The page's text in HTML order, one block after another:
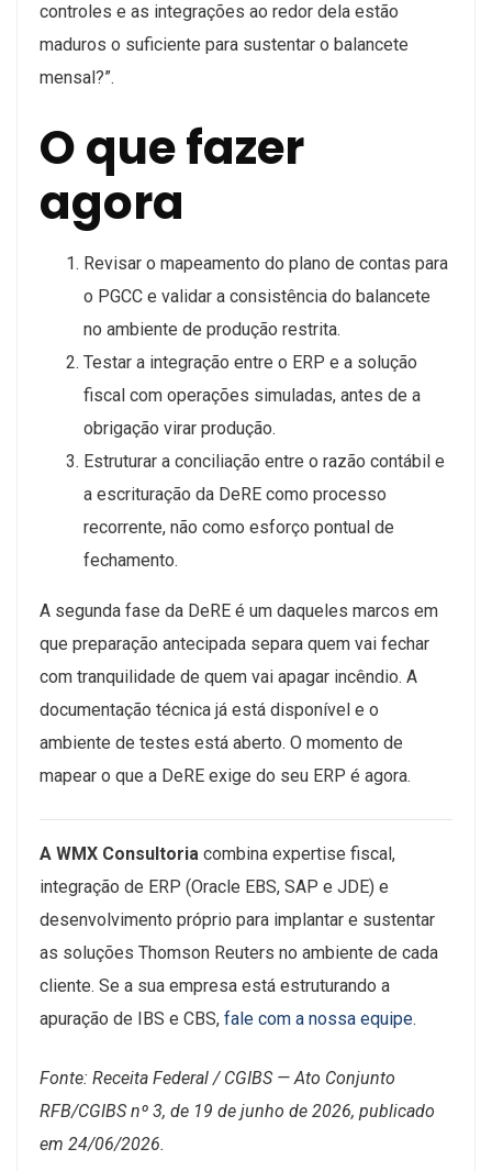
controles e as integrações ao redor dela estão
maduros o suficiente para sustentar o balancete
mensal?”.
O que fazer
agora
Revisar o mapeamento do plano de contas para
o PGCC e validar a consistência do balancete
no ambiente de produção restrita.
Testar a integração entre o ERP e a solução
fiscal com operações simuladas, antes de a
obrigação virar produção.
Estruturar a conciliação entre o razão contábil e
a escrituração da DeRE como processo
recorrente, não como esforço pontual de
fechamento.
A segunda fase da DeRE é um daqueles marcos em
que preparação antecipada separa quem vai fechar
com tranquilidade de quem vai apagar incêndio. A
documentação técnica já está disponível e o
ambiente de testes está aberto. O momento de
mapear o que a DeRE exige do seu ERP é agora.
A WMX Consultoria combina expertise fiscal,
integração de ERP (Oracle EBS, SAP e JDE) e
desenvolvimento próprio para implantar e sustentar
as soluções Thomson Reuters no ambiente de cada
cliente. Se a sua empresa está estruturando a
apuração de IBS e CBS, fale com a nossa equipe.
Fonte: Receita Federal / CGIBS — Ato Conjunto
RFB/CGIBS nº 3, de 19 de junho de 2026, publicado
em 24/06/2026.